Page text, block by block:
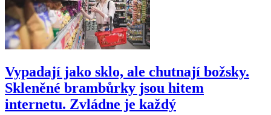
Vypadají jako sklo, ale chutnají božsky.
Skleněné brambůrky jsou hitem
internetu. Zvládne je každý